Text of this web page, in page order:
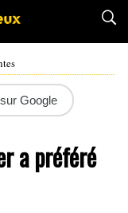
Google
a préféré